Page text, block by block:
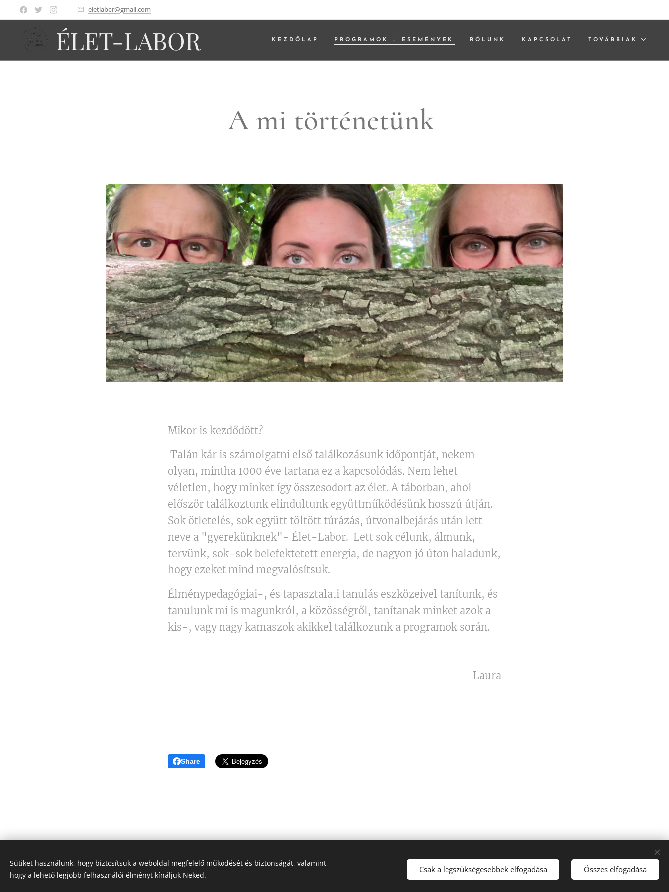
eletlabor@gmail.com
ÉLET-LABOR KEZDŐLAP PROGRAMOK – ESEMÉNYEK RÓLUNK KAPCSOLAT TOVÁBBIAK
A mi történetünk
Mikor is kezdődött?
Talán kár is számolgatni első találkozásunk időpontját, nekem
olyan, mintha 1000 éve tartana ez a kapcsolódás. Nem lehet
véletlen, hogy minket így összesodort az élet. A táborban, ahol
először találkoztunk elindultunk együttműködésünk hosszú útján.
Sok ötletelés, sok együtt töltött túrázás, útvonalbejárás után lett
neve a "gyerekünknek"- Élet-Labor. Lett sok célunk, álmunk,
tervünk, sok-sok belefektetett energia, de nagyon jó úton haladunk,
hogy ezeket mind megvalósítsuk.
Élménypedagógiai-, és tapasztalati tanulás eszközeivel tanítunk, és
tanulunk mi is magunkról, a közösségről, tanítanak minket azok a
kis-, vagy nagy kamaszok akikkel találkozunk a programok során.
Laura
Share
Élet-Labor - Vas vármegye Szombathely - 2021
Sütiket használunk, hogy biztosítsuk a weboldal megfelelő működését és biztonságát, valamint
hogy a lehető legjobb felhasználói élményt kínáljuk Neked.
Csak a legszükségesebbek elfogadása Összes elfogadása